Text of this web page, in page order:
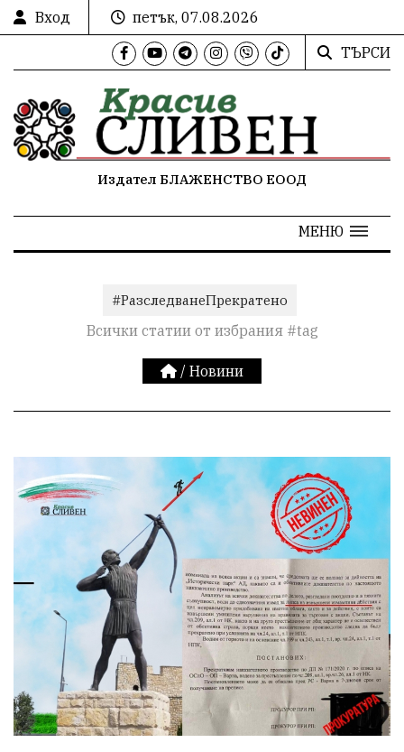
Вход
петък, 07.08.2026
ТЪРСИ
Издател БЛАЖЕНСТВО ЕООД
МЕНЮ
#РазследванеПрекратено
Всички статии от избрания #tag
/ Новини